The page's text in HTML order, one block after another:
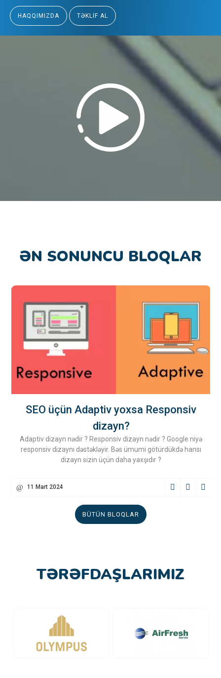
HAQQIMIZDA TƏKLIF AL
ƏN SONUNCU BLOQLAR
SEO üçün Adaptiv yoxsa Responsiv
dizayn?
Adaptiv dizayn nədir ? Responsiv dizayn nədir ? Google niyə
responsiv dizaynı dəstəkləyir. Bəs ümumi götürdükdə hansı
dizayn sizin üçün daha yaxşıdır ?
11 Mart 2024
BÜTÜN BLOQLAR
TƏRƏFDAŞLARIMIZ